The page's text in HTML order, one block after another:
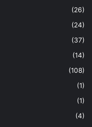
(26)
(24)
(37)
(14)
(108)
(1)
(1)
(4)